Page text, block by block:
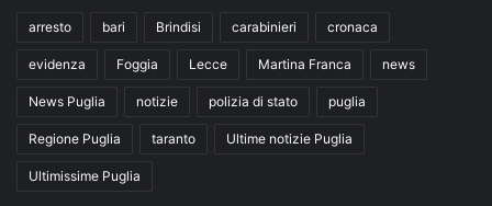
arresto bari Brindisi carabinieri cronaca
evidenza Foggia Lecce Martina Franca news
News Puglia notizie polizia di stato puglia
Regione Puglia taranto Ultime notizie Puglia
Ultimissime Puglia